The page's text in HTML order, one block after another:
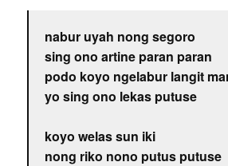
nabur uyah nong segoro
sing ono artine paran paran
podo koyo ngelabur langit
yo sing ono lekas putuse
koyo welas sun iki
nong riko nono putus putuse